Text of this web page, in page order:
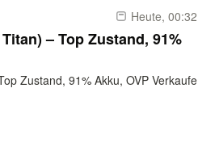
Heute, 00:32
– Top Zustand, 91%
Zustand, 91% Akku, OVP Verkaufe